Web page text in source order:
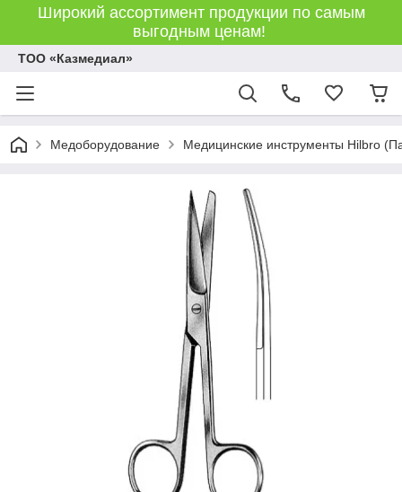
Широкий ассортимент продукции по самым
выгодным ценам!
ТОО «Казмедиал»
Медоборудование Медицинские инструменты Hilbro